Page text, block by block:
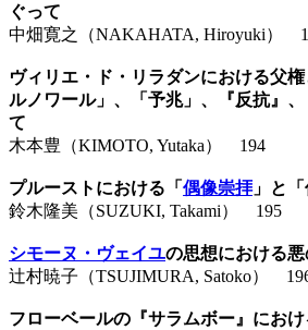
ぐって
中畑寛之（NAKAHATA, Hiroyuki）
ヴィリエ・ド・リラダンにおける父
ルノワール」、「予兆」、『反抗』
て
木本豊（KIMOTO, Yutaka） 194
プルーストにおける「 偶像崇拝」と「
鈴木隆美（SUZUKI, Takami） 195
シモーヌ・ヴェイユの思想における
辻村暁子（TSUJIMURA, Satoko）
フローベールの『サラムボー』にお